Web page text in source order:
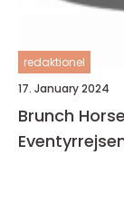
redaktionel
17. January 2024
Brunch